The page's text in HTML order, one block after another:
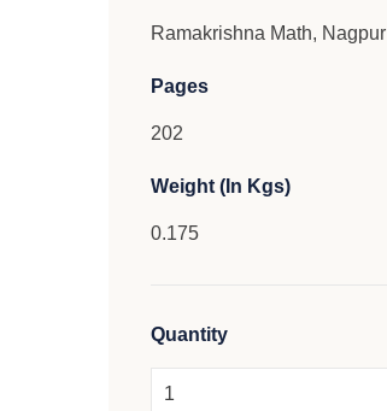
Ramakrishna Math, Nagpur
Pages
202
Weight (In Kgs)
0.175
Quantity